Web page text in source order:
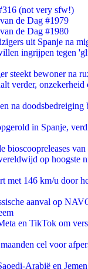
(not very sfw!)
de Dag #1979
de Dag #1980
uit Spanje na
ingrijpen tegen
steekt bewoner na
verder, onzekerheid
na doodsbedreiging
in Spanje,
bioscoopreleases
op hoogste
met 146 km/u door
aanval op
en TikTok om
cel voor
Arabië en